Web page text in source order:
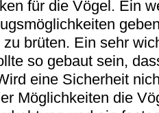
für die Vögel. Ein
zu brüten. Ein sehr
so gebaut sein,
eine Sicherheit
Möglichkeiten die